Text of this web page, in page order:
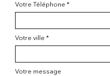
Votre Téléphone *
Votre ville *
Votre message